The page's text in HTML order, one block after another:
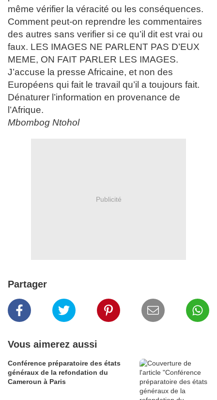
même vérifier la véracité ou les conséquences.
Comment peut-on reprendre les commentaires
des autres sans verifier si ce qu’il dit est vrai ou
faux. LES IMAGES NE PARLENT PAS D’EUX
MEME, ON FAIT PARLER LES IMAGES.
J’accuse la presse Africaine, et non des
Européens qui fait le travail qu’il a toujours fait.
Dénaturer l’information en provenance de
l’Afrique.
Mbombog Ntohol
Publicité
Partager
Vous aimerez aussi
Conférence préparatoire des états
généraux de la refondation du
Cameroun à Paris